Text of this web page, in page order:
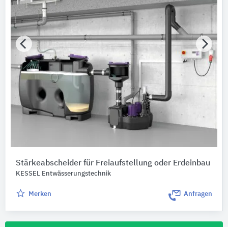
Stärkeabscheider ​​für Freiaufstellung oder Erdeinbau
KESSEL Entwässerungstechnik
Merken Anfragen